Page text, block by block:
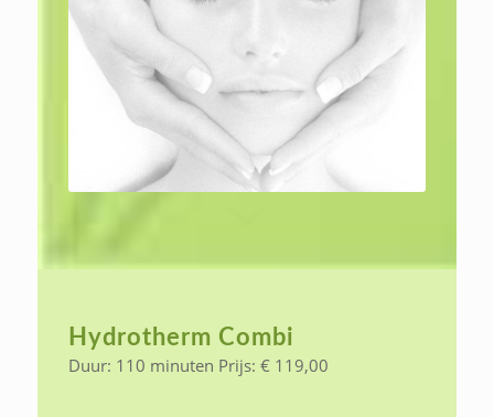
Hydrotherm Combi
Duur: 110 minuten Prijs: € 119,00